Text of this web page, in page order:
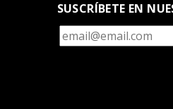
SUSCRÍBETE EN